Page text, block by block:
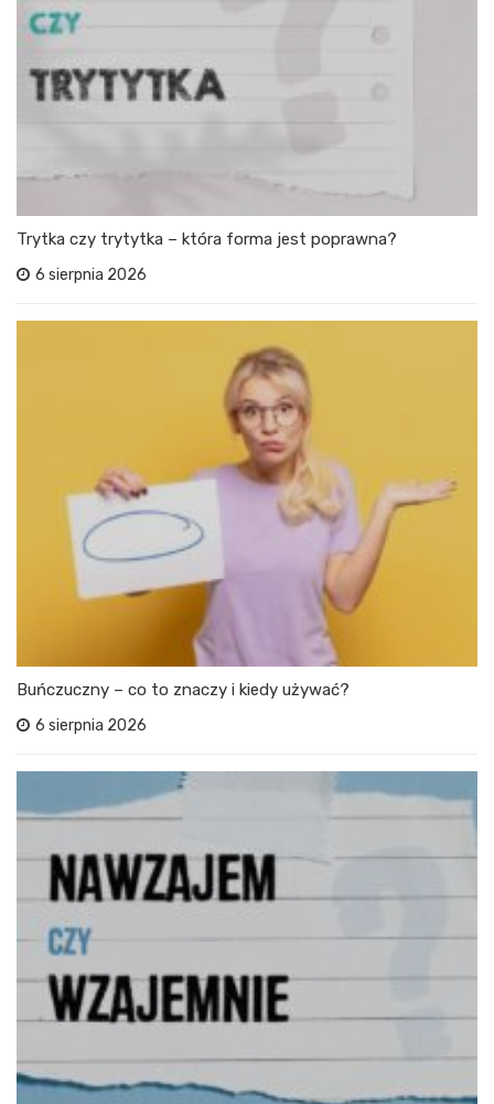
Trytka czy trytytka – która forma jest poprawna?
6 sierpnia 2026
Buńczuczny – co to znaczy i kiedy używać?
6 sierpnia 2026